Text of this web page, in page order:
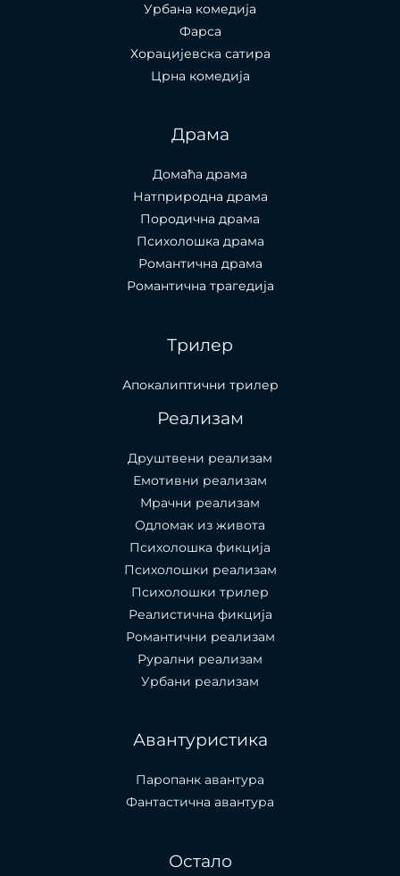
Урбана комедија
Фарса
Хорацијевска сатира
Црна комедија
Драма
Домаћа драма
Натприродна драма
Породична драма
Психолошка драма
Романтична драма
Романтична трагедија
Трилер
Апокалиптични трилер
Реализам
Друштвени реализам
Емотивни реализам
Мрачни реализам
Одломак из живота
Психолошкa фикција
Психолошки реализам
Психолошки трилер
Реалистична фикција
Романтични реализам
Рурални реализам
Урбани реализам
Авантуристика
Паропанк авантура
Фантастична авантура
Остало